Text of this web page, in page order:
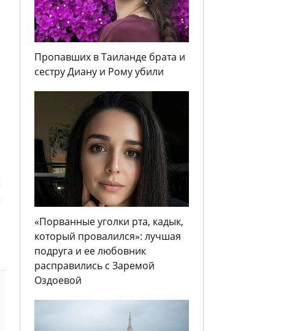
Пропавших в Таиланде брата и
сестру Диану и Рому убили
«Порванные уголки рта, кадык,
который провалился»: лучшая
подруга и ее любовник
расправились с Заремой
Оздоевой